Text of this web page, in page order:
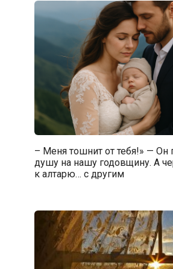
– Меня тошнит от тебя!» — Он
душу на нашу годовщину. А
к алтарю… с другим